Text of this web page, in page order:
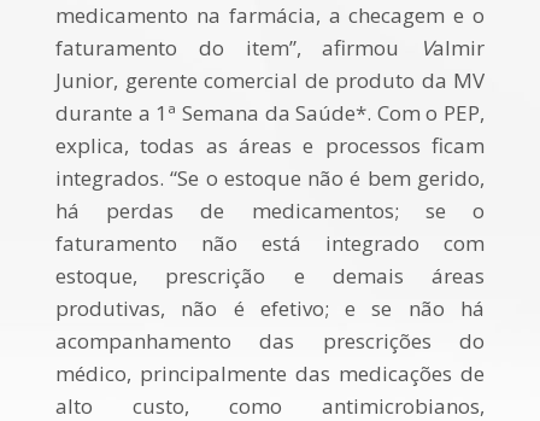
medicamento na farmácia, a checagem e o
faturamento do item”, afirmou
Valmir
Junior, gerente comercial de produto da MV
durante a 1ª Semana da Saúde*. Com o PEP,
explica, todas as áreas e processos ficam
integrados. “Se o estoque não é bem gerido,
há perdas de medicamentos; se o
faturamento não está integrado com
estoque, prescrição e demais áreas
produtivas, não é efetivo; e se não há
acompanhamento das prescrições do
médico, principalmente das medicações de
alto custo, como antimicrobianos,